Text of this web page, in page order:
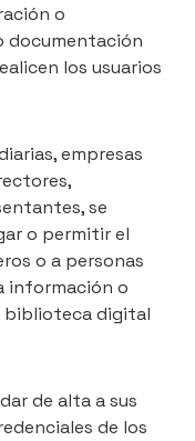
o
documentación
los usuarios
empresas
se
o permitir el
o a personas
información o
biblioteca digital
de alta a sus
de los